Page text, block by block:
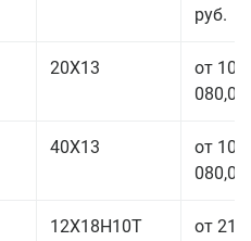
руб.
20Х13
от 103
080,00
40Х13
от 103
080,00
12Х18Н10Т
от 212